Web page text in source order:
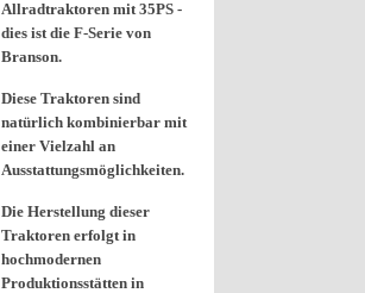
Allradtraktoren mit 35PS -
dies ist die F-Serie von
Branson.
Diese Traktoren sind
natürlich kombinierbar mit
einer Vielzahl an
Ausstattungsmöglichkeiten.
Die Herstellung dieser
Traktoren erfolgt in
hochmodernen
Produktionsstätten in